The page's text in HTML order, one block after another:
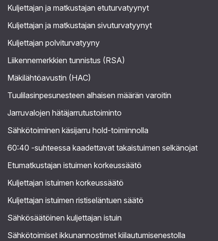
Kuljettajan ja matkustajan etuturvatyynyt
Kuljettajan ja matkustajan sivuturvatyynyt
Kuljettajan polviturvatyyny
Liikennemerkkien tunnistus (RSA)
Mäkilähtöavustin (HAC)
Tuulilasinpesunesteen alhaisen määrän varoitin
Jarruvalojen hätäjarrutustoiminto
Sähkötoiminen käsijarru hold-toiminnolla
60:40 -suhteessa kaadettavat takaistuimen selkänojat
Etumatkustajan istuimen korkeussäätö
Kuljettajan istuimen korkeussäätö
Kuljettajan istuimen ristiseläntuen säätö
Sähkösäätöinen kuljettajan istuin
Sähkötoimiset ikkunannostimet kiilautumisenestolla